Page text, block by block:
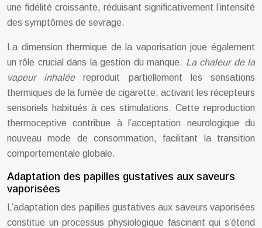
une fidélité croissante, réduisant significativement l’intensité
des symptômes de sevrage.
La dimension thermique de la vaporisation joue également
un rôle crucial dans la gestion du manque. La chaleur de la
vapeur inhaléereproduit partiellement les sensations
thermiques de la fumée de cigarette, activant les récepteurs
sensoriels habitués à ces stimulations. Cette reproduction
thermoceptive contribue à l’acceptation neurologique du
nouveau mode de consommation, facilitant la transition
comportementale globale.
Adaptation des papilles gustatives aux saveurs
vaporisées
L’adaptation des papilles gustatives aux saveurs vaporisées
constitue un processus physiologique fascinant qui s’étend